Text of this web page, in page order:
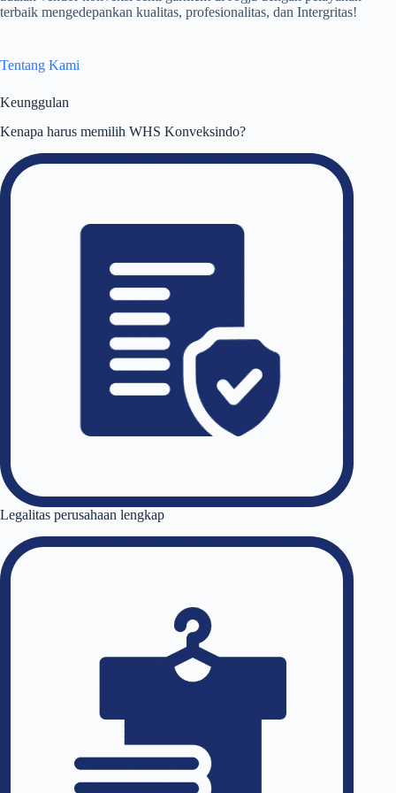
terbaik mengedepankan kualitas, profesionalitas, dan Intergritas!
Tentang Kami
Keunggulan
Kenapa harus memilih WHS Konveksindo?
Legalitas perusahaan lengkap